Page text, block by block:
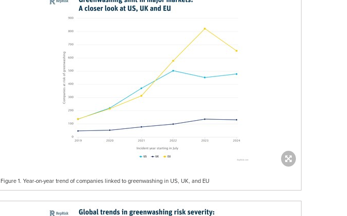
Figure 1. Year-on-year trend of companies linked to greenwashing in US, UK, and EU